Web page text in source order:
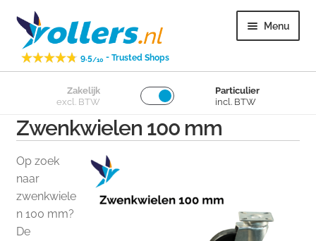
Ga
door
naar
navigatie
Ga
naar
de
inhoud
9.5/10 - Trusted Shops
Menu
Zwenkwielen
Bokwielen
Losse wielen
Overig
Zakelijk
excl. BTW
Particulier
incl. BTW
Zwenkwielen 100 mm
Op zoek
naar
zwenkwiele
n 100 mm?
De